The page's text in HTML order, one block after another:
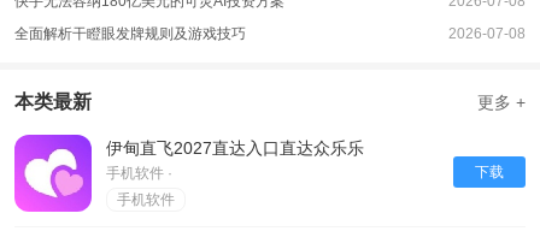
断优化用户体验，提升平台的整体质量。同时，平台将积极探索与其他领域的结
合，如电商直播、虚拟现实等，争取在激烈的市场竞争中占据一席之地。
总结
综上所述，“伊甸直飞2027直达入口直达众乐乐”作为一款新兴的直播视频软件，
全面解析干瞪眼发牌规则及游戏技巧
2026-07-08
本类最新 更多 +
伊甸直飞2027直达入口直达众乐乐
手机软件 ·
手机软件
下载